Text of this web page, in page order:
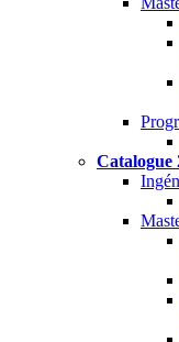
Catalogue